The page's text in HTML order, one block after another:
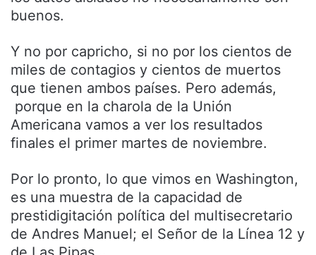
buenos.
Y no por capricho, si no por los cientos de
miles de contagios y cientos de muertos
que tienen ambos países. Pero además,
porque en la charola de la Unión
Americana vamos a ver los resultados
finales el primer martes de noviembre.
Por lo pronto, lo que vimos en Washington,
es una muestra de la capacidad de
prestidigitación política del multisecretario
de Andres Manuel; el Señor de la Línea 12 y